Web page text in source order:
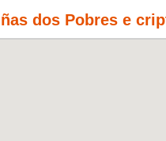
dos Pobres e